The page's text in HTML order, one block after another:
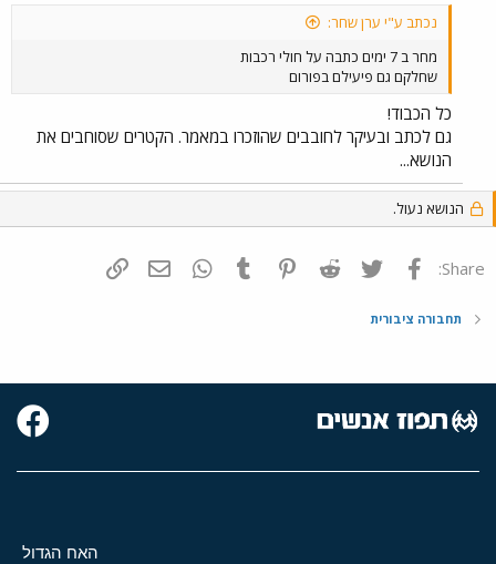
נכתב ע"י ערן שחר:
מחר ב 7 ימים כתבה על חולי רכבות
שחלקם גם פיעילם בפורום
כל הכבוד!
גם לכתב ובעיקר לחובבים שהוזכרו במאמר. הקטרים שסוחבים את
הנושא...
הנושא נעול.
Share: פייסבוק Twitter
Reddit
Pinterest
Tumblr
WhatsAppדואר אלקטרוני
תחבורה ציבורית
האח הגדול